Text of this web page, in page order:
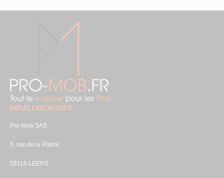
NOUS LOCALISER
Pro-Mob SAS
5, rue de la Plaine
59115 LEERS